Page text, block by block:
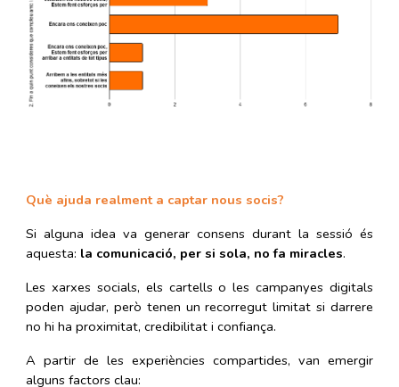
Què ajuda realment a captar nous socis?
Si alguna idea va generar consens durant la sessió és
aquesta: la comunicació, per si sola, no fa miracles.
Les xarxes socials, els cartells o les campanyes digitals
poden ajudar, però tenen un recorregut limitat si darrere
no hi ha proximitat, credibilitat i confiança.
A partir de les experiències compartides, van emergir
alguns factors clau: